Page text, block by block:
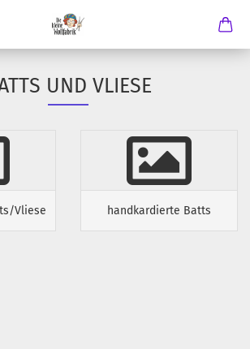
UND VLIESE
Vliese handkardierte Batts